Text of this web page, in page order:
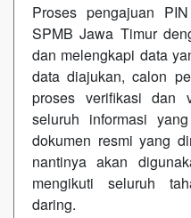
Proses pengajuan
SPMB Jawa Timur
dan melengkapi data
data diajukan, calon
proses verifikasi dan
seluruh informasi
dokumen resmi yang
nantinya akan
mengikuti seluruh
daring.